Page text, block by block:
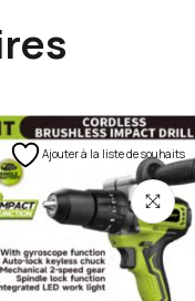
Ajouter à la liste de souhaits